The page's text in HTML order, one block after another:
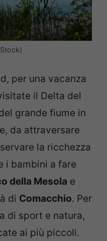
per una vacanza
il Delta del
grande fiume in
da attraversare
la ricchezza
i bambini a fare
della Mesola e
di Comacchio. Per
di sport e natura,
ai più piccoli.